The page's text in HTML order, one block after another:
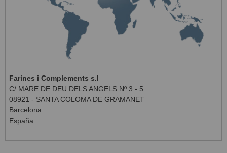
Farines i Complements s.l
C/ MARE DE DEU DELS ANGELS Nº 3 - 5
08921 - SANTA COLOMA DE GRAMANET
Barcelona
España